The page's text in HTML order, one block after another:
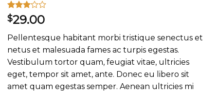
3.00
trên 5
trên
2
đánh
giá
$29.00
Pellentesque habitant morbi tristique senectus et
netus et malesuada fames ac turpis egestas.
Vestibulum tortor quam, feugiat vitae, ultricies
eget, tempor sit amet, ante. Donec eu libero sit
amet quam egestas semper. Aenean ultricies mi